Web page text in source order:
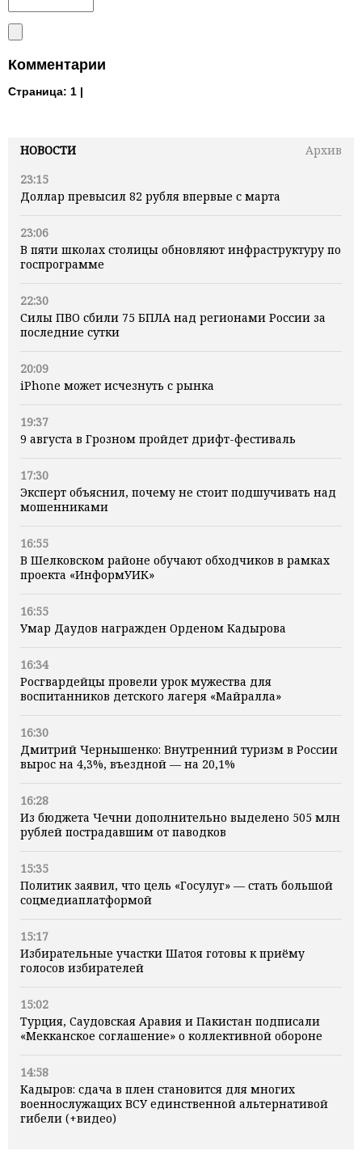
НОВОСТИ
Архив
23:15
Доллар превысил 82 рубля впервые с марта
23:06
В пяти школах столицы обновляют инфраструктуру по
госпрограмме
22:30
Силы ПВО сбили 75 БПЛА над регионами России за
последние сутки
20:09
iPhone может исчезнуть с рынка
19:37
9 августа в Грозном пройдет дрифт-фестиваль
17:30
Эксперт объяснил, почему не стоит подшучивать над
мошенниками
16:55
В Шелковском районе обучают обходчиков в рамках
проекта «ИнформУИК»
16:55
Умар Даудов награжден Орденом Кадырова
16:34
Росгвардейцы провели урок мужества для
воспитанников детского лагеря «Майралла»
16:30
Дмитрий Чернышенко: Внутренний туризм в России
вырос на 4,3%, въездной — на 20,1%
16:28
Из бюджета Чечни дополнительно выделено 505 млн
рублей пострадавшим от паводков
15:35
Политик заявил, что цель «Госулуг» — стать большой
соцмедиаплатформой
15:17
Избирательные участки Шатоя готовы к приёму
голосов избирателей
15:02
Турция, Саудовская Аравия и Пакистан подписали
«Мекканское соглашение» о коллективной обороне
14:58
Кадыров: сдача в плен становится для многих
военнослужащих ВСУ единственной альтернативой
гибели (+видео)
Комментарии
Страница: 1 |